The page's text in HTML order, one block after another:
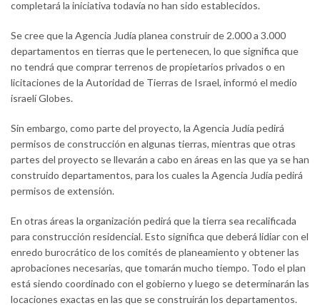
completará la iniciativa todavía no han sido establecidos.
Se cree que la Agencia Judía planea construir de 2.000 a 3.000
departamentos en tierras que le pertenecen, lo que significa que
no tendrá que comprar terrenos de propietarios privados o en
licitaciones de la Autoridad de Tierras de Israel, informó el medio
israelí Globes.
Sin embargo, como parte del proyecto, la Agencia Judía pedirá
permisos de construcción en algunas tierras, mientras que otras
partes del proyecto se llevarán a cabo en áreas en las que ya se han
construido departamentos, para los cuales la Agencia Judía pedirá
permisos de extensión.
En otras áreas la organización pedirá que la tierra sea recalificada
para construcción residencial. Esto significa que deberá lidiar con el
enredo burocrático de los comités de planeamiento y obtener las
aprobaciones necesarias, que tomarán mucho tiempo. Todo el plan
está siendo coordinado con el gobierno y luego se determinarán las
locaciones exactas en las que se construirán los departamentos.